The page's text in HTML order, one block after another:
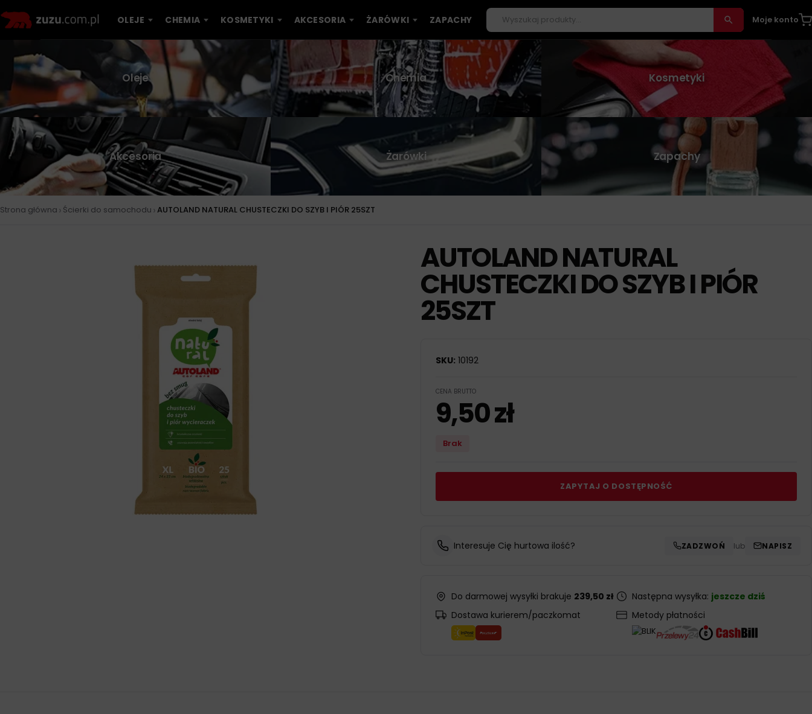
OLEJE CHEMIA KOSMETYKI AKCESORIA ŻARÓWKI ZAPACHY Moje konto
Oleje Chemia Kosmetyki
Akcesoria Żarówki Zapachy
Strona główna › Ścierki do samochodu › AUTOLAND NATURAL CHUSTECZKI DO SZYB I PIÓR 25SZT
AUTOLAND NATURAL
CHUSTECZKI DO SZYB I PIÓR
25SZT
SKU: 10192
CENA BRUTTO
9,50zł
Brak
ZAPYTAJ O DOSTĘPNOŚĆ
Interesuje Cię hurtowa ilość? ZADZWOŃ lub NAPISZ
Do darmowej wysyłki brakuje 239,50 zł
Dostawa kurierem/paczkomat
Następna wysyłka: jeszcze dziś
Metody płatności